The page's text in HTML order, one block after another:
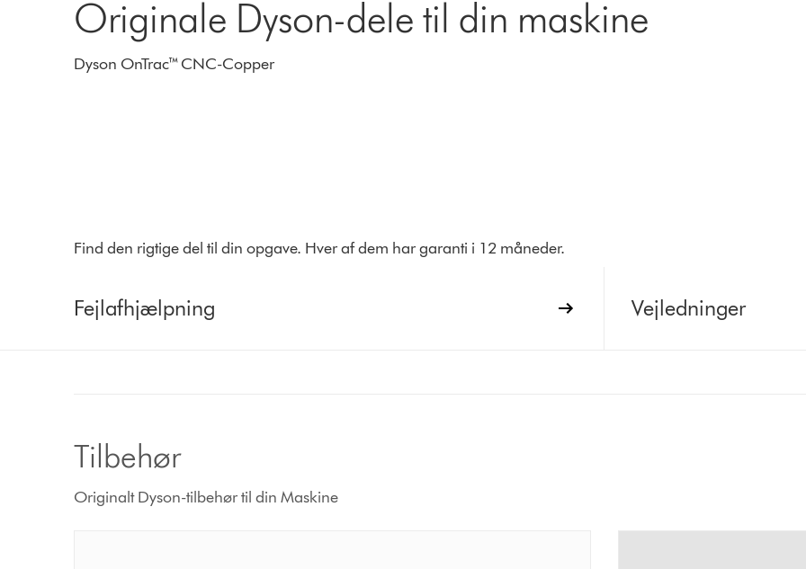
Originale Dyson-dele til din maskine
Dyson OnTrac™ CNC-Copper
Find den rigtige del til din opgave. Hver af dem har garanti i 12 måneder.
Fejlafhjælpning Vejledninger
Tilbehør
Originalt Dyson-tilbehør til din Maskine